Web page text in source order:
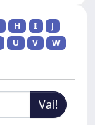
H I
J
U V
W